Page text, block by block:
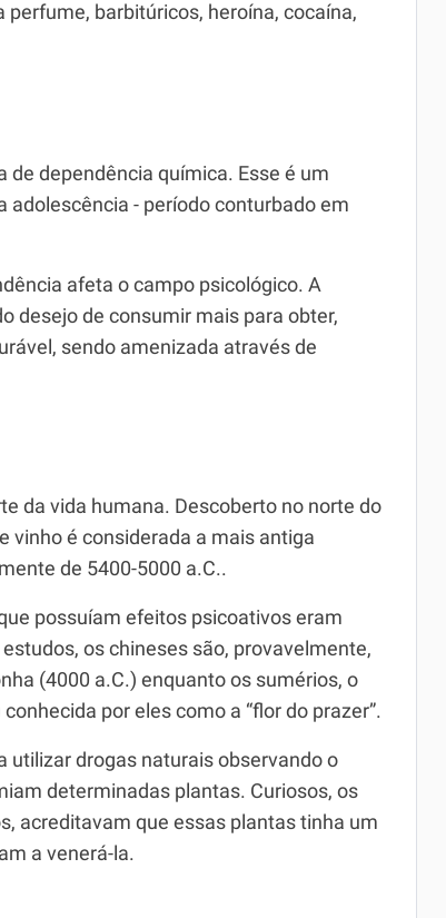
perfume, barbitúricos, heroína, cocaína,
dependência química. Esse é um
adolescência - período conturbado em
afeta o campo psicológico. A
desejo de consumir mais para obter,
sendo amenizada através de
da vida humana. Descoberto no norte do
vinho é considerada a mais antiga
de 5400-5000 a.C..
possuíam efeitos psicoativos eram
os chineses são, provavelmente,
(4000 a.C.) enquanto os sumérios, o
por eles como a “flor do prazer”.
utilizar drogas naturais observando o
determinadas plantas. Curiosos, os
acreditavam que essas plantas tinha um
a venerá-la.